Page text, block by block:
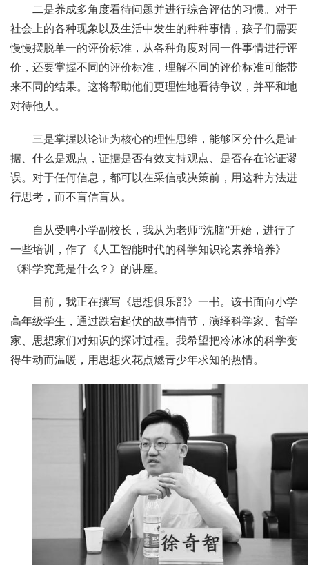
二是养成多角度看待问题并进行综合评估的习惯。对于
社会上的各种现象以及生活中发生的种种事情，孩子们需要
慢慢摆脱单一的评价标准，从各种角度对同一件事情进行评
价，还要掌握不同的评价标准，理解不同的评价标准可能带
来不同的结果。这将帮助他们更理性地看待争议，并平和地
对待他人。
三是掌握以论证为核心的理性思维，能够区分什么是证
据、什么是观点，证据是否有效支持观点、是否存在论证谬
误。对于任何信息，都可以在采信或决策前，用这种方法进
行思考，而不盲信盲从。
自从受聘小学副校长，我从为老师“洗脑”开始，进行了
一些培训，作了《人工智能时代的科学知识论素养培养》
《科学究竟是什么？》的讲座。
目前，我正在撰写《思想俱乐部》一书。该书面向小学
高年级学生，通过跌宕起伏的故事情节，演绎科学家、哲学
家、思想家们对知识的探讨过程。我希望把冷冰冰的科学变
得生动而温暖，用思想火花点燃青少年求知的热情。